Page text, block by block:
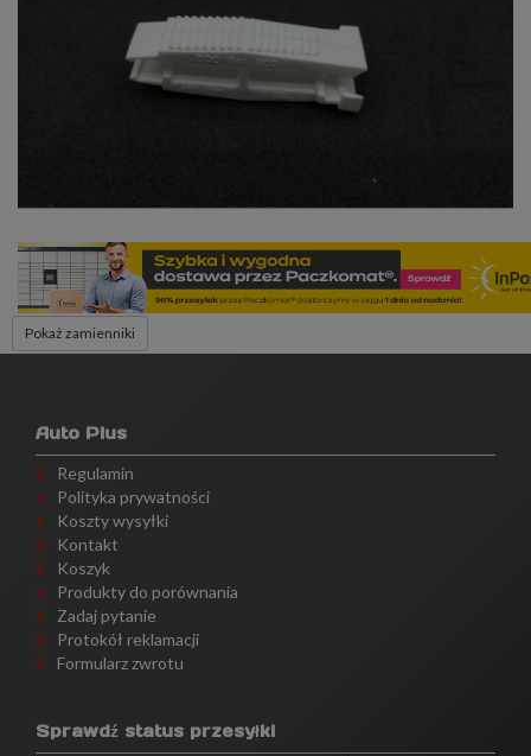
Pokaż zamienniki
Auto Plus
Regulamin
Polityka prywatności
Koszty wysyłki
Kontakt
Koszyk
Produkty do porównania
Zadaj pytanie
Protokół reklamacji
Formularz zwrotu
Sprawdź status przesyłki